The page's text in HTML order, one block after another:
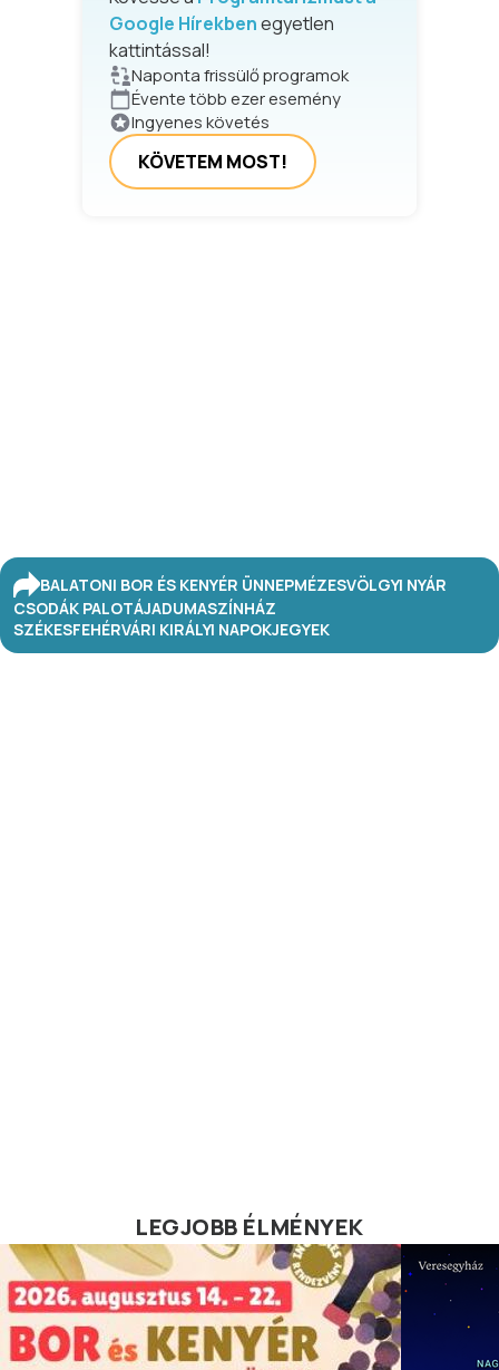
Google Hírekbenegyetlen
kattintással!
Naponta frissülő programok
Évente több ezer esemény
Ingyenes követés
KÖVETEM MOST!
BALATONI BOR ÉS KENYÉR ÜNNEPMÉZESVÖLGYI NYÁR
CSODÁK PALOTÁJADUMASZÍNHÁZ
SZÉKESFEHÉRVÁRI KIRÁLYI NAPOKJEGYEK
LEGJOBB ÉLMÉNYEK